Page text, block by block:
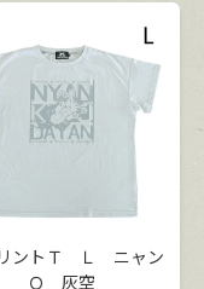
ントＴ Ｌ ニャン
Ｑ 灰空